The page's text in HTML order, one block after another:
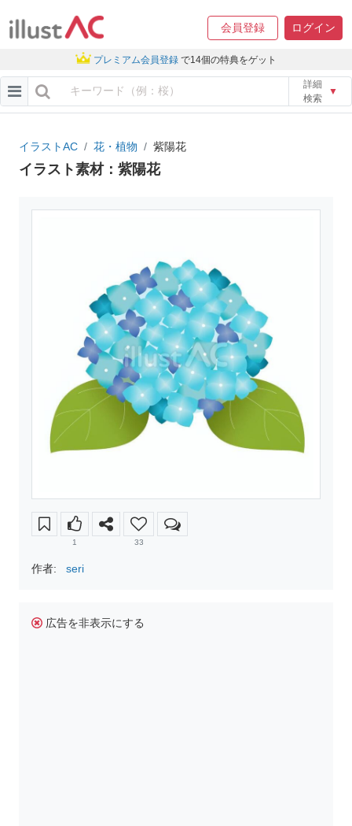
会員登録 ログイン
プレミアム会員登録 で14個の特典をゲット
詳細
検索
▼
イラストAC 花・植物 紫陽花
イラスト素材：紫陽花
1 33
作者: seri
広告を非表示にする